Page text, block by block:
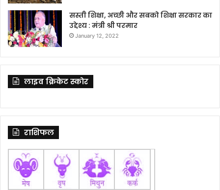
सस्ती शिक्षा, अच्छी और सबको शिक्षा सरकार का
उद्देश्य : मंत्री श्री परमार
January 12, 2022
लाइव क्रिकेट स्कोर
राशिफल